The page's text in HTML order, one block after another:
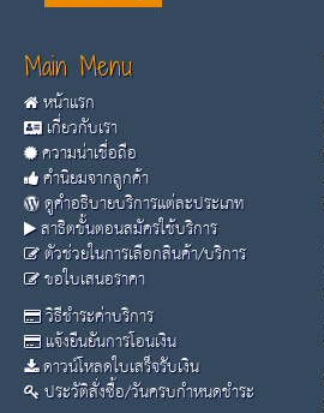
Main Menu
หน้าแรก
เกี่ยวกับเรา
ความน่าเชื่อถือ
คำนิยมจากลูกค้า
ดูคำอธิบายบริการแต่ละประเภท
สาธิตขั้นตอนสมัครใช้บริการ
ตัวช่วยในการเลือกสินค้า/บริการ
ขอใบเสนอราคา
วิธีชำระค่าบริการ
แจ้งยืนยันการโอนเงิน
ดาวน์โหลดใบเสร็จรับเงิน
ประวัติสั่งซื้อ/วันครบกำหนดชำระ